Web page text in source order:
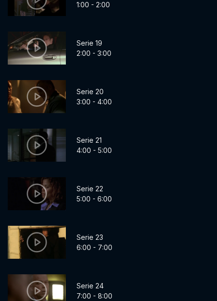
1:00 - 2:00
Serie 19
2:00 - 3:00
Serie 20
3:00 - 4:00
Serie 21
4:00 - 5:00
Serie 22
5:00 - 6:00
Serie 23
6:00 - 7:00
Serie 24
7:00 - 8:00